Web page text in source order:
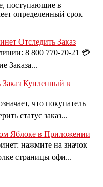
поступающие в
определенный срок
Отследить Заказ
8 800 770-70-21 💳
Заказа...
Купленный в
что покупатель
статус заказ...
Яблоке в Приложении
нажмите на значок
страницы офи...